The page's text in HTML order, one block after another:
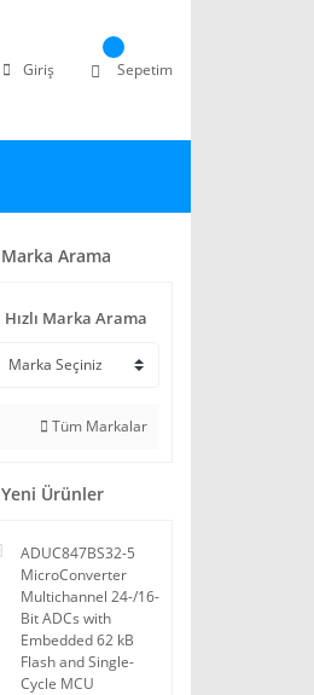
Giriş Sepetim
Marka Arama
Hızlı Marka Arama
Tüm Markalar
Yeni Ürünler
ADUC847BS32-5
MicroConverter
Multichannel 24-/16-
Bit ADCs with
Embedded 62 kB
Flash and Single-
Cycle MCU